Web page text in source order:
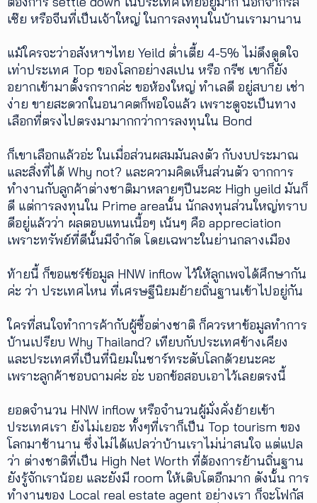
เซ๊ย หรือจีนที่เป็นเจ้าใหญ่ ในการลงทุนในบ้านเรามานาน
แม้ใครจะว่าอสังหาฯไทย Yeild ต่ำเตี้ย 4-5% ไม่ดึงดูดใจ
เท่าประเทศ Top ของโลกอย่างสเปน หรือ กรีซ เขาก็ยัง
อยากเข้ามาตั้งรกรากค่ะ ขอห้องใหญ่ ทำเลดี อยู่สบาย เช่า
ง่าย ขายสะดวกในอนาคตก็พอใจแล้ว เพราะดูจะเป็นทาง
เลือกที่ตรงไปตรงมามากกว่าการลงทุนใน Bond
ก็เขาเลือกแล้วอ่ะ ในเมื่อส่วนผสมมันลงตัว กับงบประมาณ
และสิ่งที่ได้ Why not? และความคิดเห็นส่วนตัว จากการ
ทำงานกับลูกค้าต่างชาติมาหลายๆปีนะคะ High yeild มันก็
ดี แต่การลงทุนใน Prime areaนั้น นักลงทุนส่วนใหญ่ทราบ
ดีอยู่แล้วว่า ผลตอบแทนเนื้อๆ เน้นๆ คือ appreciation
เพราะทรัพย์ที่ดีนั้นมีจำกัด โดยเฉพาะในย่านกลางเมือง
ท้ายนี้ ก็ขอแชร์ข้อมูล HNW inflow ไว้ให้ลูกเพจได้ศึกษากัน
ค่ะ ว่า ประเทศไหน ที่เศรษฐีนิยมย้ายถิ่นฐานเข้าไปอยู่กัน
ใครที่สนใจทำการค้ากับผู้ซื้อต่างชาติ ก็ควรหาข้อมูลทำการ
บ้านเปรียบ Why Thailand? เทียบกับประเทศข้างเคียง
และประเทศที่เป็นที่นิยมในชาร์ทระดับโลกด้วยนะคะ
เพราะลูกค้าชอบถามค่ะ อ่ะ บอกข้อสอบเอาไว้เลยตรงนี้
ยอดจำนวน HNW inflow หรือจำนวนผู้มั่งคั่งย้ายเข้า
ประเทศเรา ยังไม่เยอะ ทั้งๆที่เราก็เป็น Top tourism ของ
โลกมาช้านาน ซึ่งไม่ได้แปลว่าบ้านเราไม่น่าสนใจ แต่แปล
ว่า ต่างชาติที่เป็น High Net Worth ที่ต้องการย้านถิ่นฐาน
ยังรู้จักเราน้อย และยังมี room ให้เติบโตอีกมาก ดังนั้น การ
ทำงานของ Local real estate agent อย่างเรา ก็จะโฟกัส